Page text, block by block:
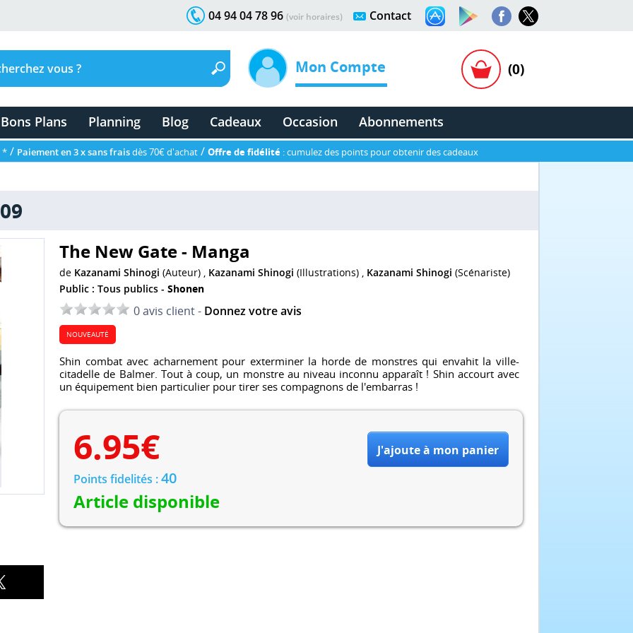
Contact
04 94 04 78 96 (voir horaires)
Mon Compte (0)
Bons Plans Planning Blog Cadeaux Occasion Abonnements
* / Paiement en 3 x sans fraisdès 70€ d'achat / Offre de fidélité : cumulez des points pour obtenir des cadeaux
The New Gate - Manga
de Kazanami Shinogi (Auteur) , Kazanami Shinogi (Illustrations) , Kazanami Shinogi (Scénariste)
Public : Tous publics -Shonen
0 avis client - Donnez votre avis
NOUVEAUTÉ
Shin combat avec acharnement pour exterminer la horde de monstres qui envahit la ville-
citadelle de Balmer. Tout à coup, un monstre au niveau inconnu apparaît ! Shin accourt avec
un équipement bien particulier pour tirer ses compagnons de l'embarras !
6.95€
Points fidelités :40
Article disponible